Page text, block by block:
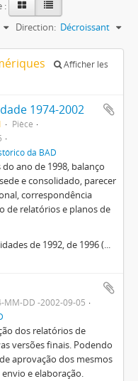
:
Direction: Décroissant
Afficher les
1974-2002
Pièce
da BAD
ano de 1998, balanço
e consolidado, parecer
correspondência
de relatórios e planos de
de 1992, de 1996 (...
MM-DD -2002-09-05
dos relatórios de
versões finais. Podendo
aprovação dos mesmos
e elaboração.